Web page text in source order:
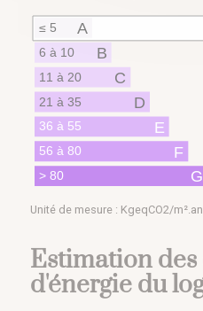
A
≤ 5
B
6 à 10
C
11 à 20
D
21 à 35
E
36 à 55
F
56 à 80
G
> 80
Unité de mesure : KgeqCO2/m².an
Estimation des
d'énergie du